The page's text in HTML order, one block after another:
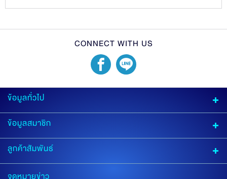
CONNECT WITH US
ข้อมูลทั่วไป
ข้อมูลสมาชิก
ประวัติออเดอร์
ลูกค้าสัมพันธ์
จดหมายข่าว